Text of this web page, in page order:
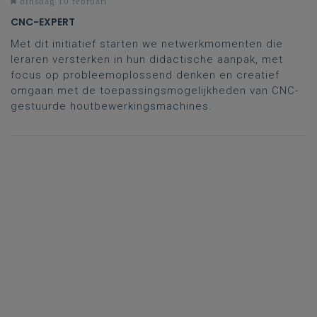
CNC-EXPERT
Met dit initiatief starten we netwerkmomenten die
leraren versterken in hun didactische aanpak, met
focus op probleemoplossend denken en creatief
omgaan met de toepassingsmogelijkheden van CNC-
gestuurde houtbewerkingsmachines.